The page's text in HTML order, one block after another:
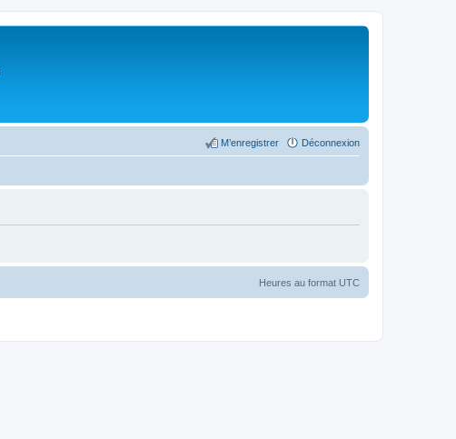
Déconnexion
M’enregistrer
Heures au format UTC